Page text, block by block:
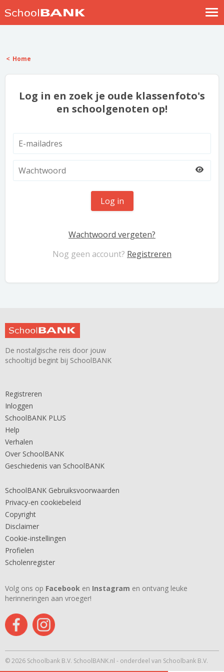
Help
Home
Log in en zoek je oude klassenfoto's
en schoolgenoten op!
Log in
Wachtwoord vergeten?
Nog geen account? Registreren
De nostalgische reis door jouw
schooltijd begint bij SchoolBANK
Registreren
Inloggen
SchoolBANK PLUS
Help
Verhalen
Over SchoolBANK
Geschiedenis van SchoolBANK
SchoolBANK Gebruiksvoorwaarden
Privacy-en cookiebeleid
Copyright
Disclaimer
Cookie-instellingen
Profielen
Scholenregister
Volg ons op Facebook en Instagram en ontvang leuke
herinneringen aan vroeger!
© 2026 Schoolbank B.V. SchoolBANK.nl - onderdeel van Schoolbank B.V.